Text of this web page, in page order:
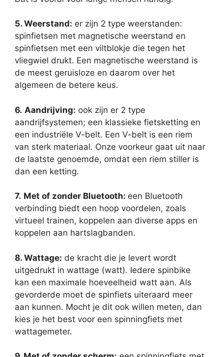
5. Weerstand: er zijn 2 type weerstanden:
spinfietsen met magnetische weerstand en
spinfietsen met een viltblokje die tegen het
vliegwiel drukt. Een magnetische weerstand is
de meest geruisloze en daarom over het
algemeen de betere keus.
6. Aandrijving: ook zijn er 2 type
aandrijfsystemen; een klassieke fietsketting en
een industriële V-belt. Een V-belt is een riem
van sterk materiaal. Onze voorkeur gaat uit naar
de laatste genoemde, omdat een riem stiller is
dan een ketting.
7. Met of zonder Bluetooth: een Bluetooth
verbinding biedt een hoop voordelen, zoals
virtueel trainen, koppelen aan diverse apps en
koppelen aan hartslagbanden.
8. Wattage: de kracht die je levert wordt
uitgedrukt in wattage (watt). Iedere spinbike
kan een maximale hoeveelheid watt aan. Als
gevorderde moet de spinfiets uiteraard meer
aan kunnen. Mocht je dit ook willen meten, dan
kies je het best voor een spinningfiets met
wattagemeter.